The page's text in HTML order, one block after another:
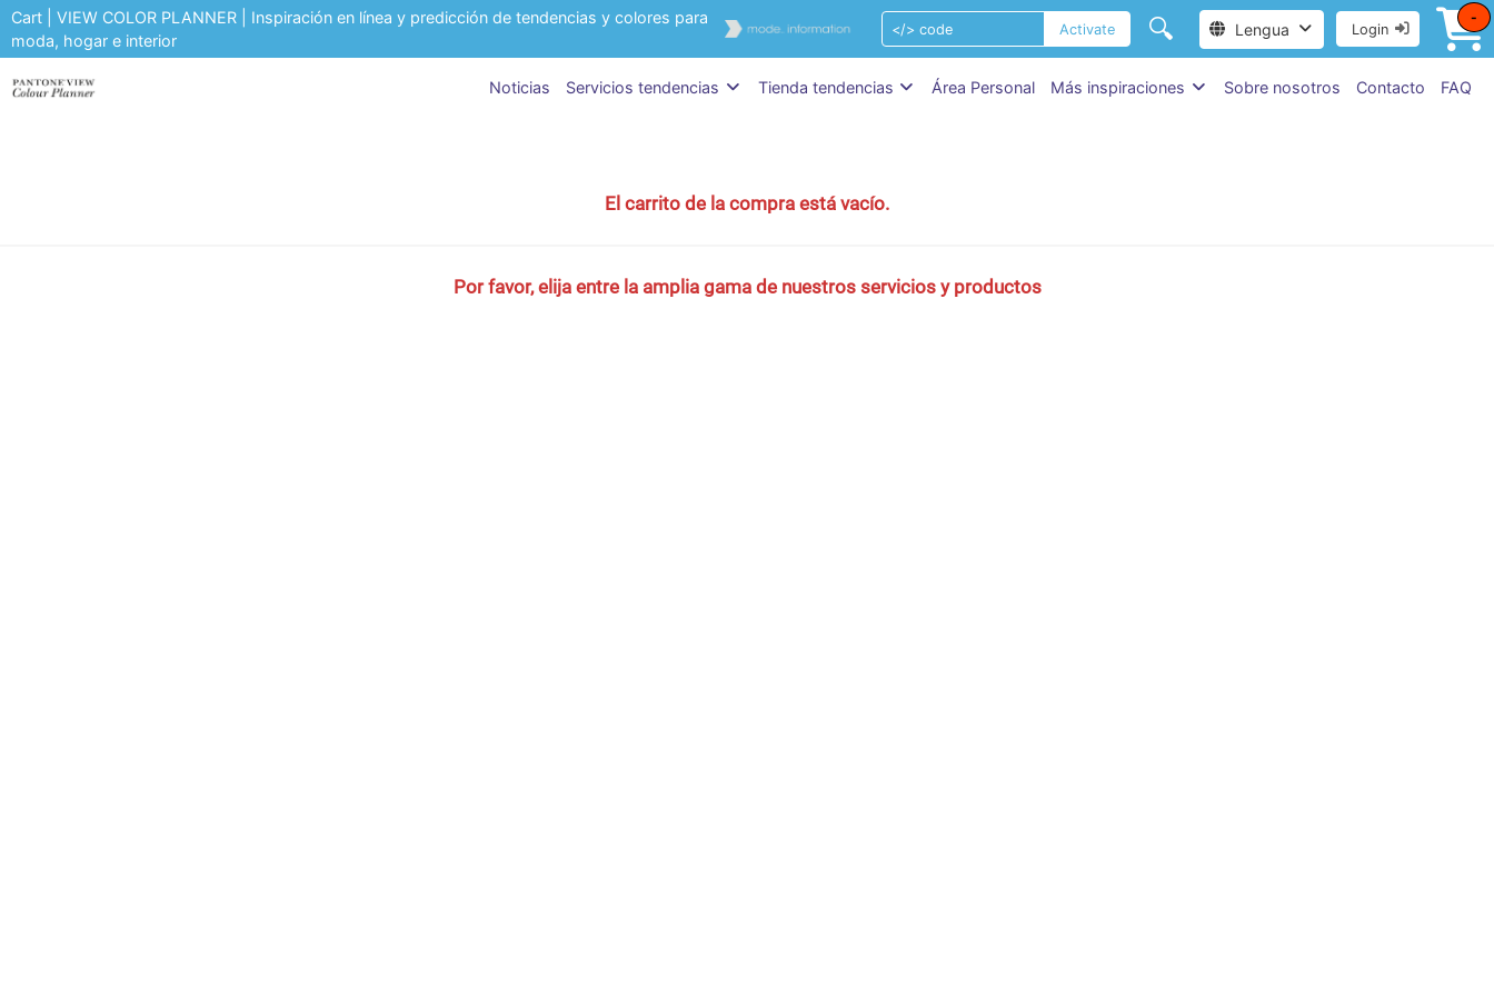
Cart | VIEW COLOR PLANNER | Inspiración en línea y predicción de tendencias y colores para
moda, hogar e interior
Activate 🔍 Lengua Login
-
Noticias Servicios tendencias Tienda tendencias Área Personal Más inspiraciones Sobre nosotros Contacto FAQ
El carrito de la compra está vacío.
Por favor, elija entre la amplia gama de nuestros servicios y productos